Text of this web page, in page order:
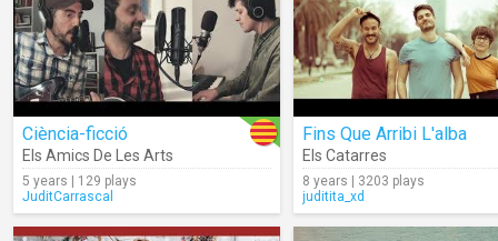
Ciència-ficció
Els Amics De Les Arts
5 years | 129 plays
JuditCarrascal
Fins Que Arribi L'alba
Els Catarres
8 years | 3203 plays
juditita_xd